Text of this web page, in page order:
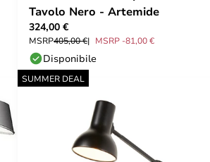
Tavolo Nero - Artemide
324,00 €
MSRP405,00 € MSRP -81,00 €
Disponibile
SUMMER DEAL